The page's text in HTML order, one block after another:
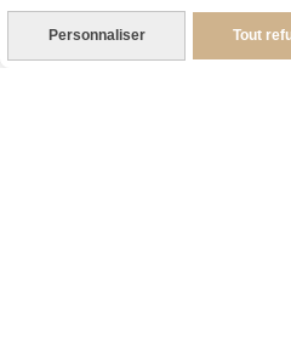

Personnaliser Tout